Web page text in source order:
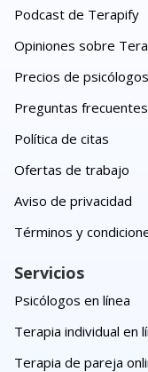
Podcast de Terapify
Opiniones sobre
Precios de psicólogos
Preguntas frecuentes
Política de citas
Ofertas de trabajo
Aviso de privacidad
Términos y
Servicios
Psicólogos en línea
Terapia individual en
Terapia de pareja